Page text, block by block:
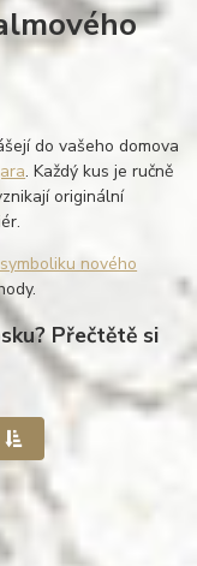
do vašeho domova
. Každý kus je ručně
originální
nového
Přečtětě si